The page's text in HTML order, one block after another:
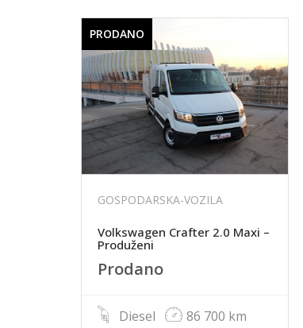
PRODANO
GOSPODARSKA-VOZILA
Volkswagen Crafter 2.0 Maxi –
Produženi
Prodano
Diesel 86 700 km